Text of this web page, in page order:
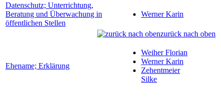
Datenschutz; Unterrichtung,
Beratung und Überwachung in
öffentlichen Stellen
Werner Karin
zurück nach oben
Ehename; Erklärung
Weiher Florian
Werner Karin
Zehentmeier
Silke